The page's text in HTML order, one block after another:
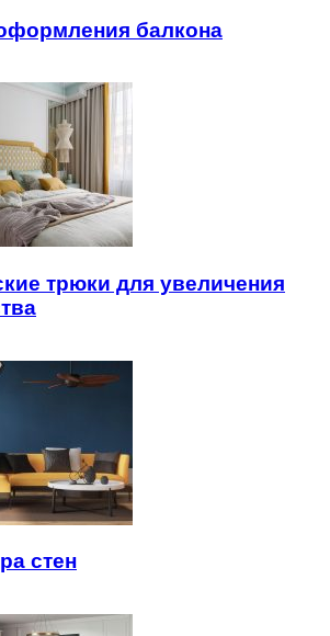
балкона
трюки для увеличения
стен